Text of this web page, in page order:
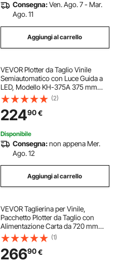
Consegna:Ven. Ago. 7 - Mar.
Ago. 11
Aggiungi al carrello
VEVOR Plotter da Taglio Vinile
Semiautomatico con Luce Guida a
LED, Modello KH-375A 375 mm
Taglierina per Plotter Vinile
Signmaster per Adesivi per Auto,
Segnali Stradali, Palloncini, Caschi,
ecc.
(2)
22490€
Disponibile
Consegna:non appena Mer.
Ago. 12
Aggiungi al carrello
VEVOR Taglierina per Vinile,
Pacchetto Plotter da Taglio con
Alimentazione Carta da 720 mm
Stampante per Vinile con Forza e
Velocità Regolabili, con Software
Signmaster, Materiali di Consumo,
3 Lame
(1)
26690€